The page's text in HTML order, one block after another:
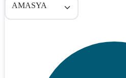
AMASYA